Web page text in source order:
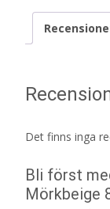
Det finns inga
Bli först
Mörkbeige